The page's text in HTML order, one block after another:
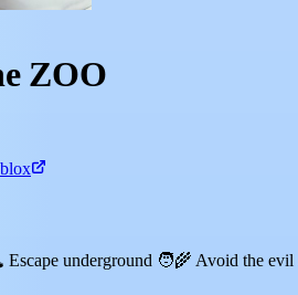
ZOO
underground 🧑‍🌾 Avoid the